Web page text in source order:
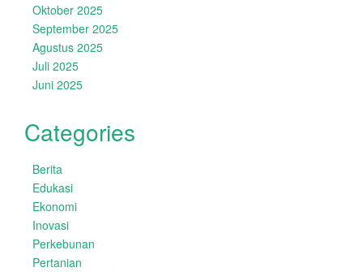
Oktober 2025
September 2025
Agustus 2025
Juli 2025
Juni 2025
Categories
Berita
Edukasi
Ekonomi
Inovasi
Perkebunan
Pertanian